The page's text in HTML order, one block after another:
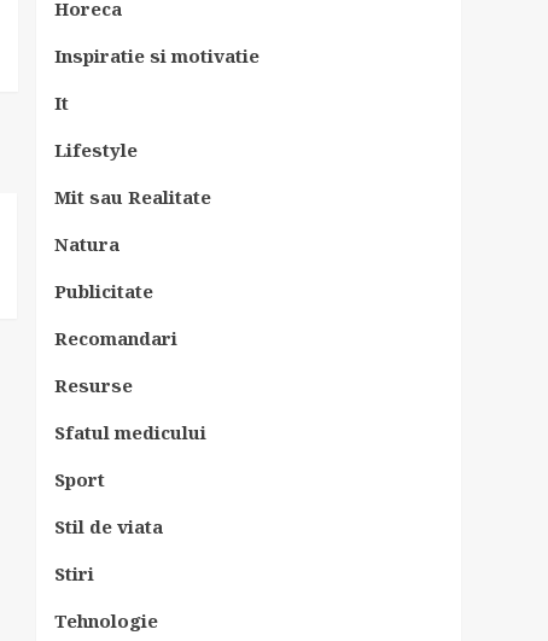
Horeca
Inspiratie si motivatie
It
Lifestyle
Mit sau Realitate
Natura
Publicitate
Recomandari
Resurse
Sfatul medicului
Sport
Stil de viata
Stiri
Tehnologie